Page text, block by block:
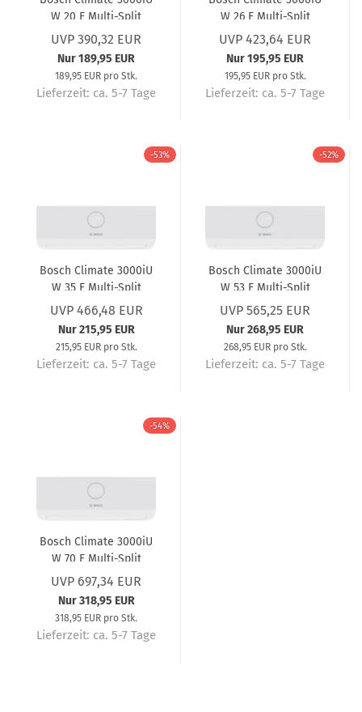
W 20 E Multi-Split
Wandgerät 2.0 kW
UVP 390,32 EUR
Nur 189,95 EUR
189,95 EUR pro Stk.
Lieferzeit: ca. 5-7 Tage
W 26 E Multi-Split
Wandgerät 2.6kW
UVP 423,64 EUR
Nur 195,95 EUR
195,95 EUR pro Stk.
Lieferzeit: ca. 5-7 Tage
-53%
Bosch Climate 3000iU
W 35 E Multi-Split
Wandgerät 3.5kW
UVP 466,48 EUR
Nur 215,95 EUR
215,95 EUR pro Stk.
Lieferzeit: ca. 5-7 Tage
-52%
Bosch Climate 3000iU
W 53 E Multi-Split
Wandgerät 5.3 kW
UVP 565,25 EUR
Nur 268,95 EUR
268,95 EUR pro Stk.
Lieferzeit: ca. 5-7 Tage
-54%
Bosch Climate 3000iU
W 70 E Multi-Split
Wandgerät 7.0 kW
UVP 697,34 EUR
Nur 318,95 EUR
318,95 EUR pro Stk.
Lieferzeit: ca. 5-7 Tage